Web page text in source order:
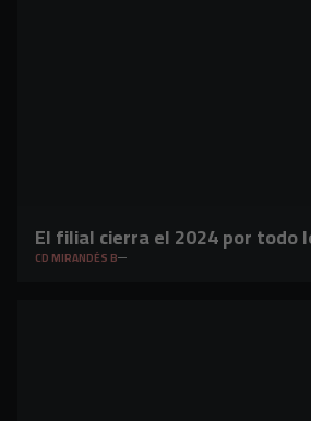
El filial cierra el 2024 por todo
CD MIRANDÉS B